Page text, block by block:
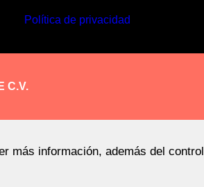
Política de privacidad
C.V.
más información, además del